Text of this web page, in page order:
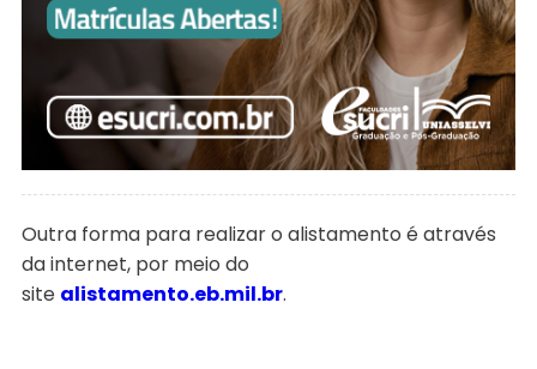
Outra forma para realizar o alistamento é através
da internet, por meio do
site alistamento.eb.mil.br.